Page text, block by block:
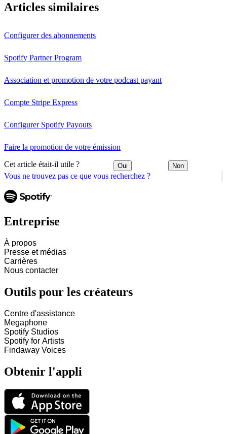
Vous ne trouvez pas ce que vous recherchez ?
Articles similaires
Configurer des abonnements
Spotify Partner Program
Association et promotion de votre podcast payant
Compte Stripe Express
Configurer Spotify Payouts
Faire la promotion de votre émission
Cet article était-il utile ? Oui Non
Entreprise
À propos
Presse et médias
Carrières
Nous contacter
Outils pour les créateurs
Centre d'assistance
Megaphone
Spotify Studios
Spotify for Artists
Findaway Voices
Obtenir l'appli